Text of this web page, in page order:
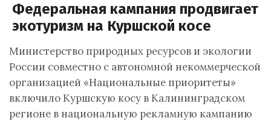
Федеральная кампания продвигает
экотуризм на Куршской косе
Министерство природных ресурсов и экологии
России совместно с автономной некоммерческой
организацией «Национальные приоритеты»
включило Куршскую косу в Калининградском
регионе в национальную рекламную кампанию